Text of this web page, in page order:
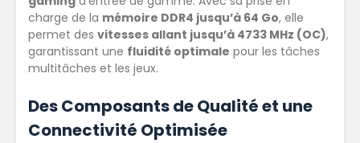
charge de la mémoire DDR4 jusqu’à 64 Go, elle
permet des vitesses allant jusqu’à 4733 MHz (OC),
garantissant une fluidité optimale pour les tâches
multitâches et les jeux.
Des Composants de Qualité et une
Connectivité Optimisée